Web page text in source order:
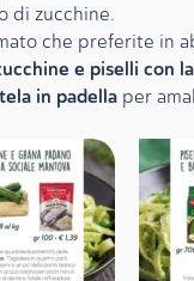
di zucchine.
che preferite in
e piselli con
in padella per